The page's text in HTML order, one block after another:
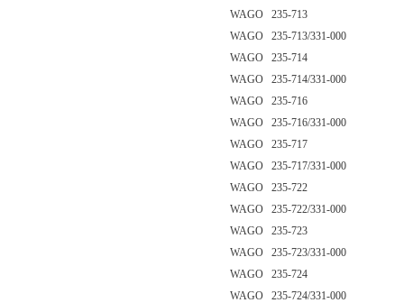
WAGO 235-713
WAGO 235-713/331-000
WAGO 235-714
WAGO 235-714/331-000
WAGO 235-716
WAGO 235-716/331-000
WAGO 235-717
WAGO 235-717/331-000
WAGO 235-722
WAGO 235-722/331-000
WAGO 235-723
WAGO 235-723/331-000
WAGO 235-724
WAGO 235-724/331-000